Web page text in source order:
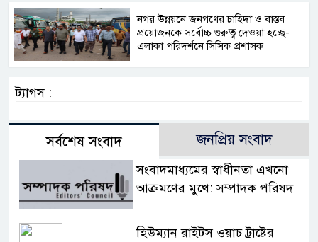
নগর উন্নয়নে জনগণের চাহিদা ও বাস্তব
প্রয়োজনকে সর্বোচ্চ গুরুত্ব দেওয়া হচ্ছে-
এলাকা পরিদর্শনে সিসিক প্রশাসক
ট্যাগস :
সর্বশেষ সংবাদ জনপ্রিয় সংবাদ
সংবাদমাধ্যমের স্বাধীনতা এখনো
আক্রমণের মুখে: সম্পাদক পরিষদ
হিউম্যান রাইটস ওয়াচ ট্রাষ্টের